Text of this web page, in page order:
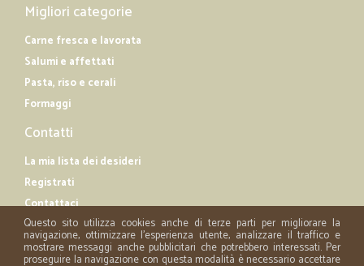
Migliori categorie
Carne fresca e lavorata
Salumi e affettati
Pasta, riso e cerali
Formaggi
Contatti
La mia lista dei desideri
Registrati
Contattaci
Questo sito utilizza cookies anche di terze parti per migliorare la
navigazione, ottimizzare l'esperienza utente, analizzare il traffico e
mostrare messaggi anche pubblicitari che potrebbero interessati. Per
proseguire la navigazione con questa modalità è necessario accettare